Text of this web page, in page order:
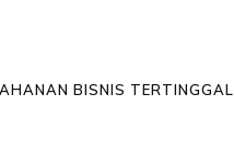
BISNIS TERTINGGAL